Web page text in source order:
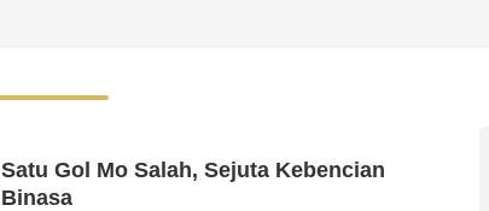
Satu Gol Mo Salah, Sejuta Kebencian
Binasa